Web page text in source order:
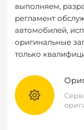
выполняем,
регламент
автомобилей,
оригинальные
только